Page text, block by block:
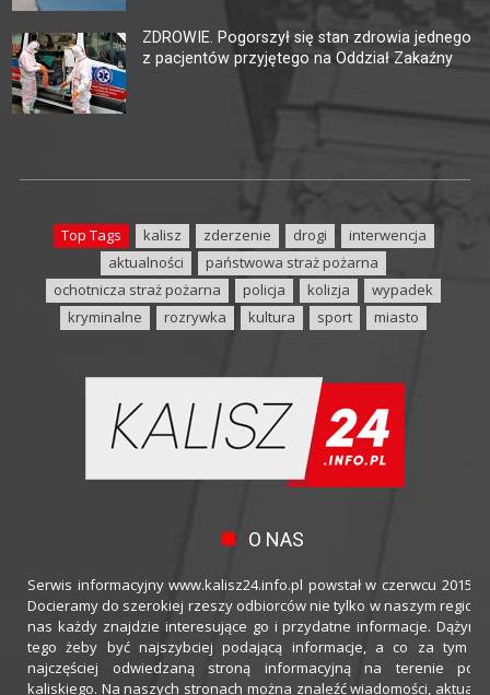
ZDROWIE. Pogorszył się stan zdrowia jednego
z pacjentów przyjętego na Oddział Zakaźny
Top Tags kalisz zderzenie drogi
interwencja
aktualności
państwowa straż pożarna
ochotnicza straż pożarna
policja kolizja
wypadek
kryminalne
rozrywka kultura sport miasto
O NAS
Serwis informacyjny www.kalisz24.info.pl powstał w czerwcu 2015
Docieramy do szerokiej rzeszy odbiorców nie tylko w naszym
nas każdy znajdzie interesujące go i przydatne informacje.
tego żeby być najszybciej podającą informacje, a co za tym
najczęściej odwiedzaną stroną informacyjną na terenie
kaliskiego. Na naszych stronach można znaleźć wiadomości,